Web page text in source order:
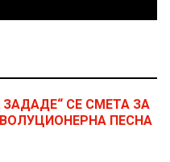
СЕ СМЕТА ЗА
ПЕСНА